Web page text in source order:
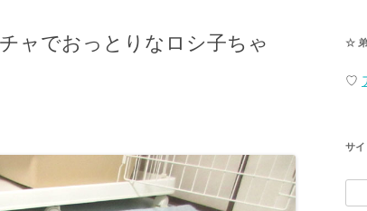
ャでおっとりなロシ子ちゃ
☆ 弟
♡
サイ